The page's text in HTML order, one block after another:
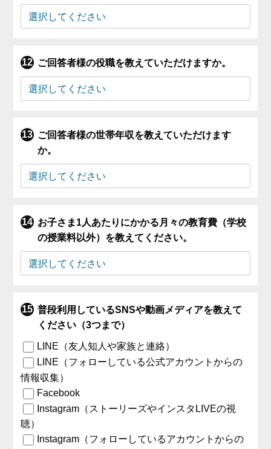
ご回答者様の役職を教えていただけますか。
ご回答者様の世帯年収を教えていただけます
か。
お子さま1人あたりにかかる月々の教育費（学校
の授業料以外）を教えてください。
普段利用しているSNSや動画メディアを教えて
ください（3つまで）
LINE（友人知人や家族と連絡）
LINE（フォローしている公式アカウントからの
情報収集）
Facebook
Instagram（ストーリーズやインスタLIVEの視
聴）
Instagram（フォローしているアカウントからの